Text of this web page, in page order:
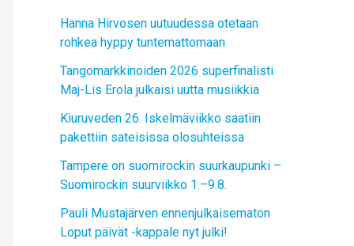
Hanna Hirvosen uutuudessa otetaan
rohkea hyppy tuntemattomaan
Tangomarkkinoiden 2026 superfinalisti
Maj-Lis Erola julkaisi uutta musiikkia
Kiuruveden 26. Iskelmäviikko saatiin
pakettiin sateisissa olosuhteissa
Tampere on suomirockin suurkaupunki –
Suomirockin suurviikko 1.–9.8.
Pauli Mustajärven ennenjulkaisematon
Loput päivät -kappale nyt julki!